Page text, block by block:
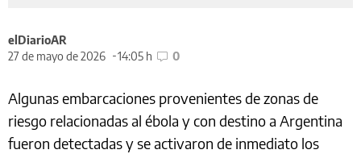
elDiarioAR
27 de mayo de 2026
14:05 h 0
Algunas embarcaciones provenientes de zonas de
riesgo relacionadas al ébola y con destino a Argentina
fueron detectadas y se activaron de inmediato los